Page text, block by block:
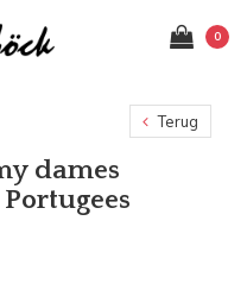
0
Terug
dames